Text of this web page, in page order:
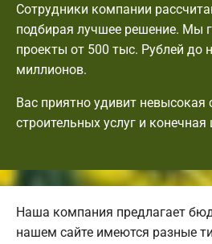
Сотрудники компании
подбирая лучшее решение. Мы
проекты от 500 тыс. Рублей до
миллионов.
Вас приятно удивит невысокая
строительных услуг и конечная
Наша компания предлагает
нашем сайте имеются разные